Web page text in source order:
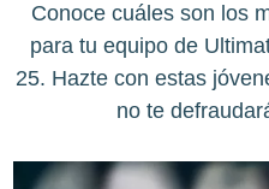
Conoce cuáles son los
para tu equipo de
25. Hazte con estas
no te